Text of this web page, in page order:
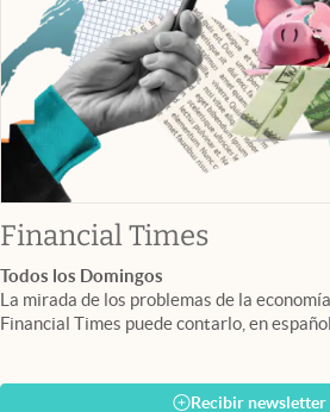
Financial Timesabre en
Todos los Domingos
La mirada de los problemas de la
Financial Times puede contarlo, en
Recibir newsletter